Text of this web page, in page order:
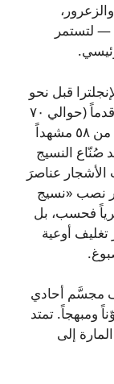
لتستمر
قبل نحو
ألف ومئة عام؛ طوله الاستثنائي نحو ٢٣٠ قدماً (حوالي ٧٠
متراً) ويتكوّن، بحسب المتحف البريطاني، من ٥٨ مشهداً
صُنّاع النسيج
الأشجار عناصرَ
نصب «نسيج
فحسب، بل
أوعية
مجسَّم أحادي
ومبهجاً. تمتد
إلى